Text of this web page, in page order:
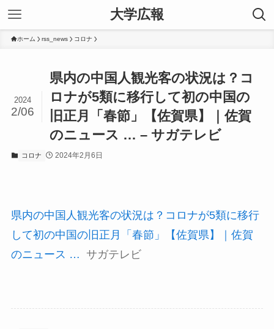
大学広報
ホーム rss_news コロナ
県内の中国人観光客の状況は？コ
ロナが5類に移行して初の中国の
旧正月「春節」【佐賀県】｜佐賀
のニュース … – サガテレビ
2024
2/06
コロナ 2024年2月6日
県内の中国人観光客の状況は？コロナが5類に移行
して初の中国の旧正月「春節」【佐賀県】｜佐賀
のニュース …
サガテレビ